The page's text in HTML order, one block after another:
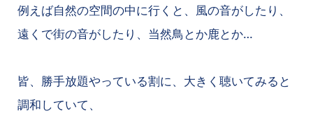
例えば自然の空間の中に行くと、風の音がしたり、
遠くで街の音がしたり、当然鳥とか鹿とか…
皆、勝手放題やっている割に、大きく聴いてみると
調和していて、